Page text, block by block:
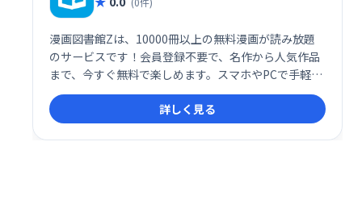
漫画図書館Zは、10000冊以上の無料漫画が読み放題
のサービスです！会員登録不要で、名作から人気作品
まで、今すぐ無料で楽しめます。スマホやPCで手軽
に、いつでもどこでも漫画の世界に浸りましょう！
詳しく見る